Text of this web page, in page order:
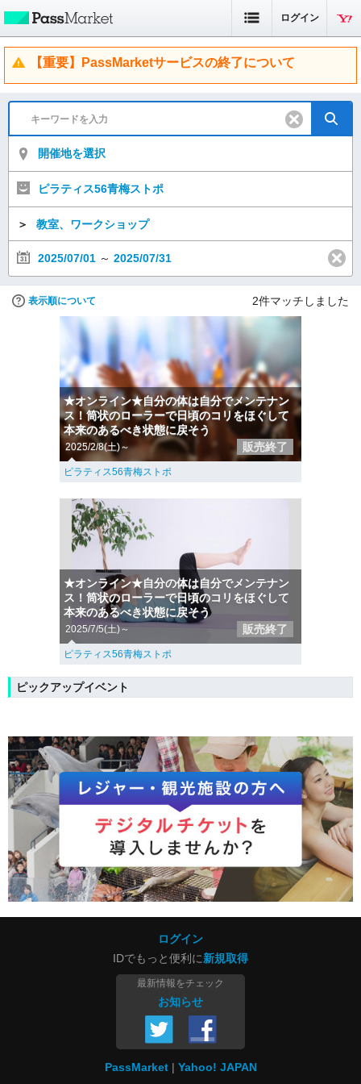
ログイン
【重要】PassMarketサービスの終了について
開催地を選択
ピラティス56青梅ストポ
＞ 教室、ワークショップ
2025/07/01 ～ 2025/07/31
表示順について 2件マッチしました
★オンライン★自分の体は自分でメンテナン
ス！筒状のローラーで日頃のコリをほぐして
本来のあるべき状態に戻そう
2025/2/8(土)～ 販売終了
ピラティス56青梅ストポ
★オンライン★自分の体は自分でメンテナン
ス！筒状のローラーで日頃のコリをほぐして
本来のあるべき状態に戻そう
2025/7/5(土)～ 販売終了
ピラティス56青梅ストポ
ピックアップイベント
ログイン
IDでもっと便利に新規取得
最新情報をチェック
お知らせ
PassMarket Yahoo! JAPAN